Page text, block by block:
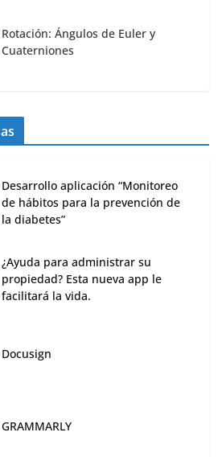
Rotación: Ángulos de Euler y
Cuaterniones
Desarrollo aplicación “Monitoreo
de hábitos para la prevención de
la diabetes”
¿Ayuda para administrar su
propiedad? Esta nueva app le
facilitará la vida.
Docusign
GRAMMARLY